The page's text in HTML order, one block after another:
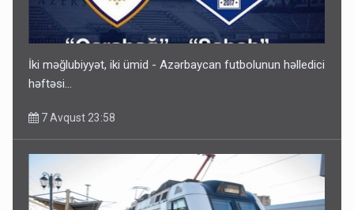
Gedişi var, dönüşü yox: Bakı-Tbilisi-Bakı qatarına bilet
satışından böyük narazılıq
İki məğlubiyyət, iki ümid - Azərbaycan futbolunun həlledici
həftəsi...
7 Avqust 23:58